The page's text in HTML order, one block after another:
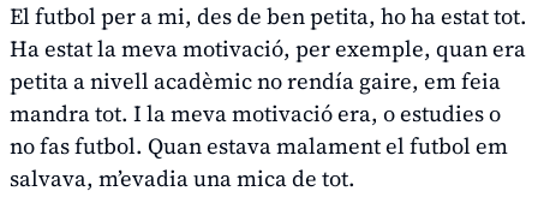
El futbol per a mi, des de ben petita, ho ha estat tot.
Ha estat la meva motivació, per exemple, quan era
petita a nivell acadèmic no rendía gaire, em feia
mandra tot. I la meva motivació era, o estudies o
no fas futbol. Quan estava malament el futbol em
salvava, m’evadia una mica de tot.